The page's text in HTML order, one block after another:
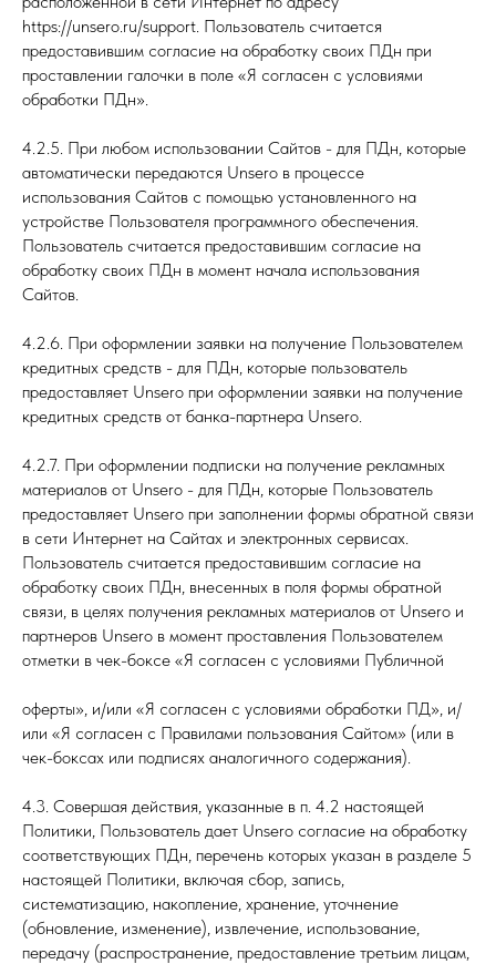
https://unsero.ru/support. Пользователь считается
предоставившим согласие на обработку своих ПДн при
проставлении галочки в поле «Я согласен с условиями
обработки ПДн».
4.2.5. При любом использовании Сайтов - для ПДн, которые
автоматически передаются Unsero в процессе
использования Сайтов с помощью установленного на
устройстве Пользователя программного обеспечения.
Пользователь считается предоставившим согласие на
обработку своих ПДн в момент начала использования
Сайтов.
4.2.6. При оформлении заявки на получение Пользователем
кредитных средств - для ПДн, которые пользователь
предоставляет Unsero при оформлении заявки на получение
кредитных средств от банка-партнера Unsero.
4.2.7. При оформлении подписки на получение рекламных
материалов от Unsero - для ПДн, которые Пользователь
предоставляет Unsero при заполнении формы обратной связи
в сети Интернет на Сайтах и электронных сервисах.
Пользователь считается предоставившим согласие на
обработку своих ПДн, внесенных в поля формы обратной
связи, в целях получения рекламных материалов от Unsero и
партнеров Unsero в момент проставления Пользователем
отметки в чек-боксе «Я согласен с условиями Публичной
оферты», и/или «Я согласен с условиями обработки ПД», и/
или «Я согласен с Правилами пользования Сайтом» (или в
чек-боксах или подписях аналогичного содержания).
4.3. Совершая действия, указанные в п. 4.2 настоящей
Политики, Пользователь дает Unsero согласие на обработку
соответствующих ПДн, перечень которых указан в разделе 5
настоящей Политики, включая сбор, запись,
систематизацию, накопление, хранение, уточнение
(обновление, изменение), извлечение, использование,
передачу (распространение, предоставление третьим лицам,